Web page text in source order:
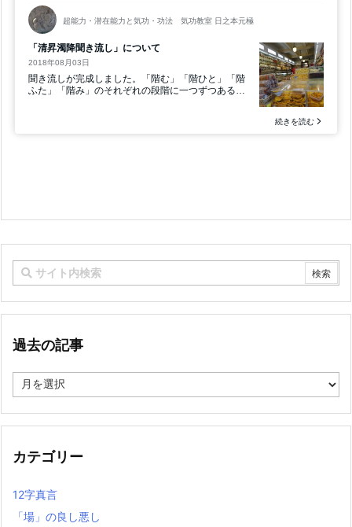
過去の記事
去
記
カテゴリー
12字真言
「場」の良し悪し